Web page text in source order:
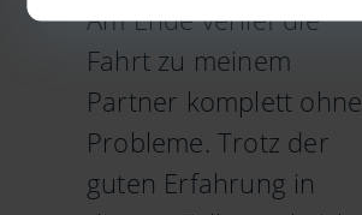
Am Ende verlief die
Fahrt zu meinem
Partner komplett ohne
Probleme. Trotz der
guten Erfahrung in